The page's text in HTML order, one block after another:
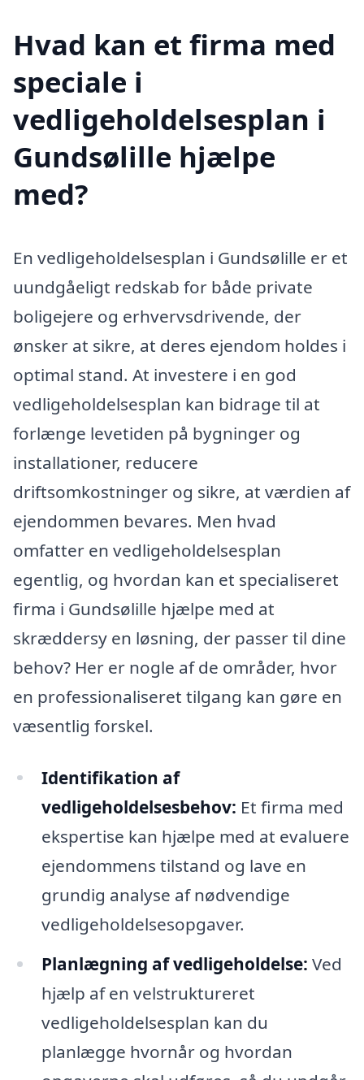
Hvad kan et firma med
speciale i
vedligeholdelsesplan i
Gundsølille hjælpe
med?
En vedligeholdelsesplan i Gundsølille er et
uundgåeligt redskab for både private
boligejere og erhvervsdrivende, der
ønsker at sikre, at deres ejendom holdes i
optimal stand. At investere i en god
vedligeholdelsesplan kan bidrage til at
forlænge levetiden på bygninger og
installationer, reducere
driftsomkostninger og sikre, at værdien af
ejendommen bevares. Men hvad
omfatter en vedligeholdelsesplan
egentlig, og hvordan kan et specialiseret
firma i Gundsølille hjælpe med at
skræddersy en løsning, der passer til dine
behov? Her er nogle af de områder, hvor
en professionaliseret tilgang kan gøre en
væsentlig forskel.
Identifikation af
vedligeholdelsesbehov: Et firma med
ekspertise kan hjælpe med at evaluere
ejendommens tilstand og lave en
grundig analyse af nødvendige
vedligeholdelsesopgaver.
Planlægning af vedligeholdelse: Ved
hjælp af en velstruktureret
vedligeholdelsesplan kan du
planlægge hvornår og hvordan